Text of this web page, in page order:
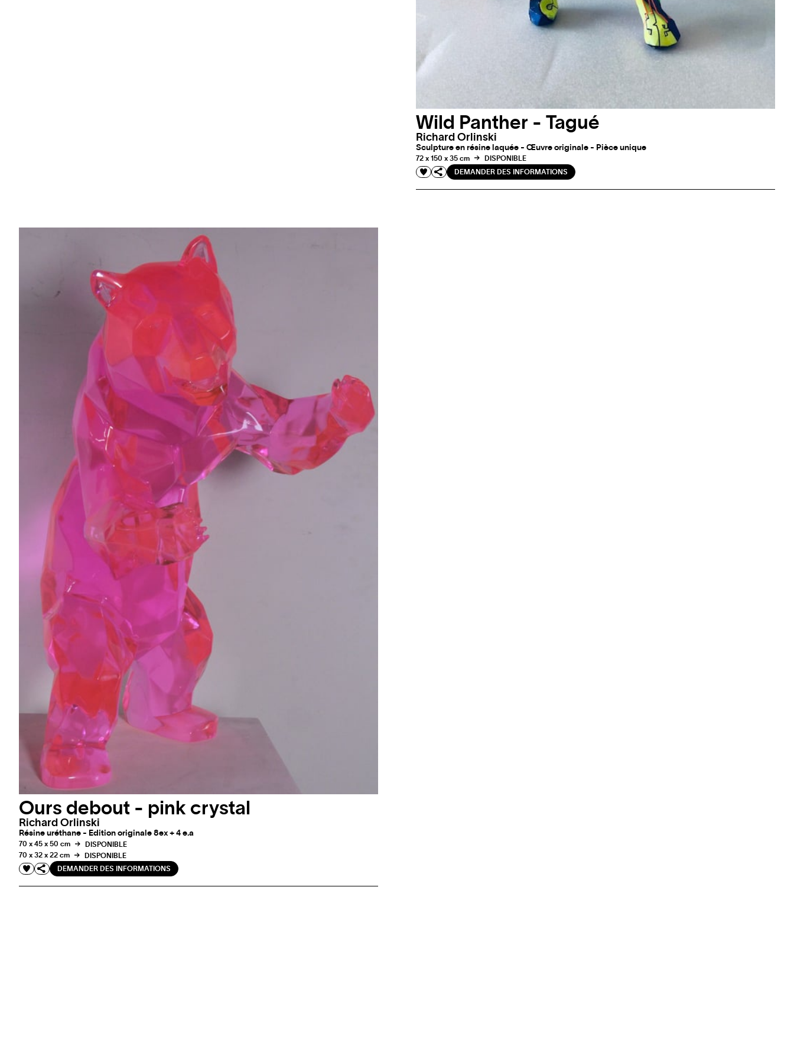
Wild Panther - Tagué
Richard Orlinski
Sculpture en résine laquée - Œuvre originale - Pièce unique
72 x 150 x 35 cm
DISPONIBLE
DEMANDER DES INFORMATIONS
Ours debout - pink crystal
Richard Orlinski
Résine uréthane - Edition originale 8ex + 4 e.a
70 x 45 x 50 cm
DISPONIBLE
70 x 32 x 22 cm
DISPONIBLE
DEMANDER DES INFORMATIONS